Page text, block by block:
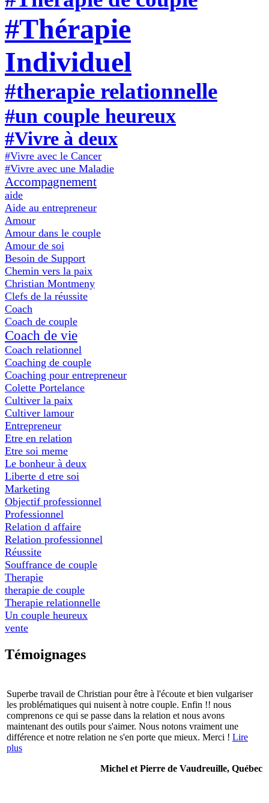
#Thérapie
Individuel
#therapie relationnelle
#un couple heureux
#Vivre à deux
#Vivre avec le Cancer
#Vivre avec une Maladie
Accompagnement
aide
Aide au entrepreneur
Amour
Amour dans le couple
Amour de soi
Besoin de Support
Chemin vers la paix
Christian Montmeny
Clefs de la réussite
Coach
Coach de couple
Coach de vie
Coach relationnel
Coaching de couple
Coaching pour entrepreneur
Colette Portelance
Cultiver la paix
Cultiver lamour
Entrepreneur
Etre en relation
Etre soi meme
Le bonheur à deux
Liberte d etre soi
Marketing
Objectif professionnel
Professionnel
Relation d affaire
Relation professionnel
Réussite
Souffrance de couple
Therapie
therapie de couple
Therapie relationnelle
Un couple heureux
vente
Témoignages
Superbe travail de Christian pour être à l'écoute et bien vulgariser
les problématiques qui nuisent à notre couple. Enfin !! nous
comprenons ce qui se passe dans la relation et nous avons
maintenant des outils pour s'aimer. Nous notons vraiment une
différence et notre relation ne s'en porte que mieux. Merci ! Lire
plus
Michel et Pierre de Vaudreuille, Québec